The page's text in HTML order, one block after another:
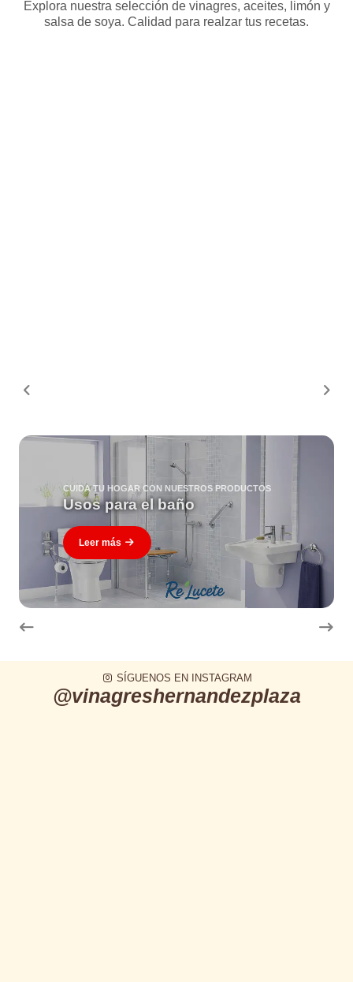
Explora nuestra selección de vinagres, aceites, limón y
salsa de soya. Calidad para realzar tus recetas.
CUIDA TU HOGAR CON NUESTROS PRODUCTOS
Usos para el baño
Leer más
SÍGUENOS EN INSTAGRAM
@vinagreshernandezplaza